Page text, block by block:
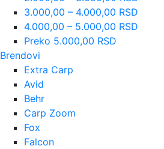
3.000,00 – 4.000,00 RSD
4.000,00 – 5.000,00 RSD
Preko 5.000,00 RSD
Brendovi
Extra Carp
Avid
Behr
Carp Zoom
Fox
Falcon